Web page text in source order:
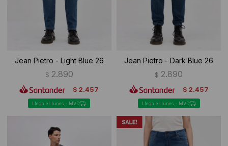
Jean Pietro - Light Blue 26
$ 2.890
$ 2.457
Llega el lunes - MVD
Jean Pietro - Dark Blue 26
$ 2.890
$ 2.457
Llega el lunes - MVD